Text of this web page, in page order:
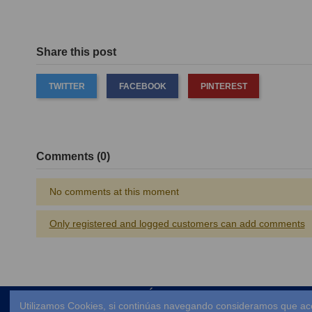
Share this post
TWITTER FACEBOOK PINTEREST
Comments (0)
No comments at this moment
Only registered and logged customers can add comments
Utilizamos Cookies, si continúas navegando consideramos que